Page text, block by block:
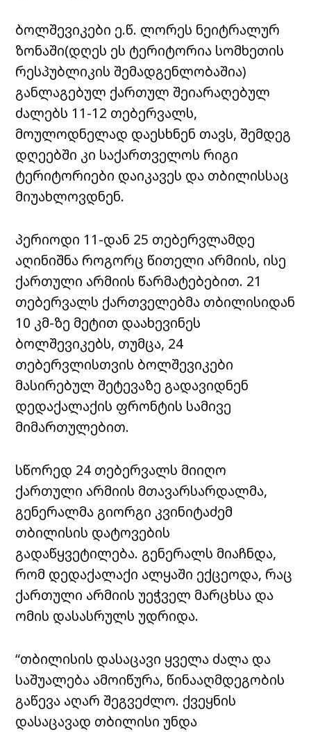
ბოლშევიკები ე.წ. ლორეს ნეიტრალურ
ზონაში(დღეს ეს ტერიტორია სომხეთის
რესპუბლიკის შემადგენლობაშია)
განლაგებულ ქართულ შეიარაღებულ
ძალებს 11-12 თებერვალს,
მოულოდნელად დაესხნენ თავს, შემდეგ
დღეებში კი საქართველოს რიგი
ტერიტორიები დაიკავეს და თბილისსაც
მიუახლოვდნენ.
პერიოდი 11-დან 25 თებერვლამდე
აღინიშნა როგორც წითელი არმიის, ისე
ქართული არმიის წარმატებებით. 21
თებერვალს ქართველებმა თბილისიდან
10 კმ-ზე მეტით დაახევინეს
ბოლშევიკებს, თუმცა, 24
თებერვლისთვის ბოლშევიკები
მასირებულ შეტევაზე გადავიდნენ
დედაქალაქის ფრონტის სამივე
მიმართულებით.
სწორედ 24 თებერვალს მიიღო
ქართული არმიის მთავარსარდალმა,
გენერალმა გიორგი კვინიტაძემ
თბილისის დატოვების
გადაწყვეტილება. გენერალს მიაჩნდა,
რომ დედაქალაქი ალყაში ექცეოდა, რაც
ქართული არმიის უეჭველ მარცხსა და
ომის დასასრულს უდრიდა.
“თბილისის დასაცავი ყველა ძალა და
საშუალება ამოიწურა, წინააღმდეგობის
გაწევა აღარ შეგვეძლო. ქვეყნის
დასაცავად თბილისი უნდა